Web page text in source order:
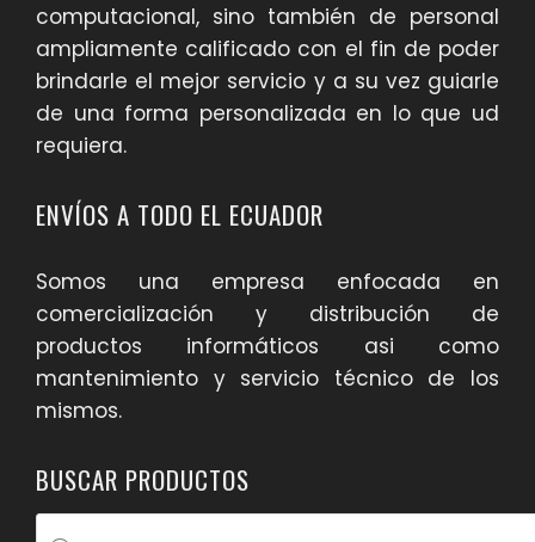
computacional, sino también de personal
ampliamente calificado con el fin de poder
brindarle el mejor servicio y a su vez guiarle
de una forma personalizada en lo que ud
requiera.
ENVÍOS A TODO EL ECUADOR
Somos una empresa enfocada en
comercialización y distribución de
productos informáticos asi como
mantenimiento y servicio técnico de los
mismos.
BUSCAR PRODUCTOS